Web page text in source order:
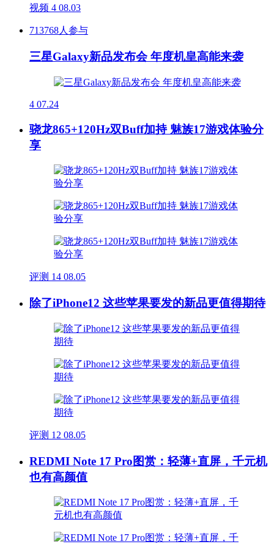
视频 4 08.03
713768人参与
三星Galaxy新品发布会 年度机皇高能来袭
4 07.24
骁龙865+120Hz双Buff加持 魅族17游戏体验分
享
评测 14 08.05
除了iPhone12 这些苹果要发的新品更值得期待
评测 12 08.05
REDMI Note 17 Pro图赏：轻薄+直屏，千元机
也有高颜值